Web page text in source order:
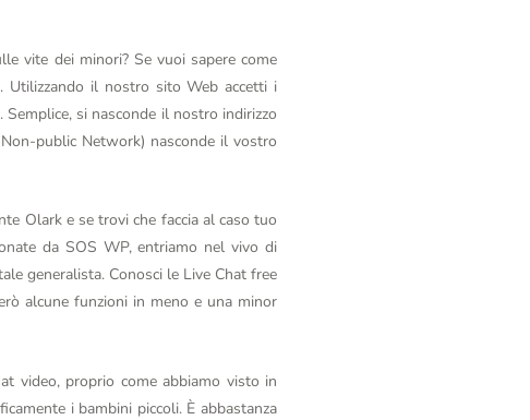
vite dei minori? Se vuoi sapere come
Utilizzando il nostro sito Web accetti i
si nasconde il nostro indirizzo
public Network) nasconde il vostro
Olark e se trovi che faccia al caso tuo
da SOS WP, entriamo nel vivo di
generalista. Conosci le Live Chat free
alcune funzioni in meno e una minor
video, proprio come abbiamo visto in
i bambini piccoli. È abbastanza